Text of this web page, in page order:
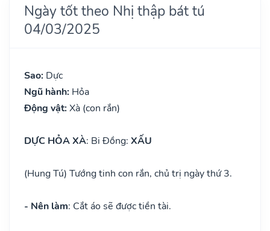
Ngày tốt theo Nhị thập bát tú
04/03/2025
Sao: Dực
Ngũ hành: Hỏa
Động vật: Xà (con rắn)
DỰC HỎA XÀ: Bi Đồng: XẤU
(Hung Tú) Tướng tinh con rắn, chủ trị ngày thứ 3.
- Nên làm: Cắt áo sẽ được tiền tài.